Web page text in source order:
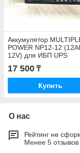
Аккумулятор
POWER NP12-12
12V) для ИБП UPS
17 500 ₸
Купить
О нас
Рейтинг не
Менее 5 отзывов